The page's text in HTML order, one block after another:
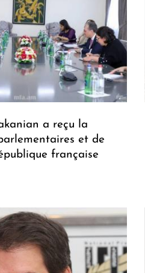
a reçu la
et de
française